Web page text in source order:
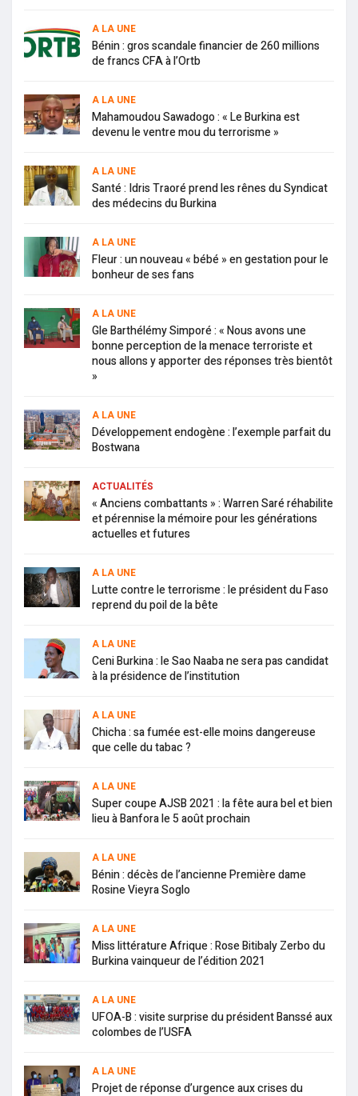
A LA UNE
Bénin : gros scandale financier de 260 millions
de francs CFA à l’Ortb
A LA UNE
Mahamoudou Sawadogo : « Le Burkina est
devenu le ventre mou du terrorisme »
A LA UNE
Santé : Idris Traoré prend les rênes du Syndicat
des médecins du Burkina
A LA UNE
Fleur : un nouveau « bébé » en gestation pour le
bonheur de ses fans
A LA UNE
Gle Barthélémy Simporé : « Nous avons une
bonne perception de la menace terroriste et
nous allons y apporter des réponses très bientôt
»
A LA UNE
Développement endogène : l’exemple parfait du
Bostwana
ACTUALITÉS
« Anciens combattants » : Warren Saré réhabilite
et pérennise la mémoire pour les générations
actuelles et futures
A LA UNE
Lutte contre le terrorisme : le président du Faso
reprend du poil de la bête
A LA UNE
Ceni Burkina : le Sao Naaba ne sera pas candidat
à la présidence de l’institution
A LA UNE
Chicha : sa fumée est-elle moins dangereuse
que celle du tabac ?
A LA UNE
Super coupe AJSB 2021 : la fête aura bel et bien
lieu à Banfora le 5 août prochain
A LA UNE
Bénin : décès de l’ancienne Première dame
Rosine Vieyra Soglo
A LA UNE
Miss littérature Afrique : Rose Bitibaly Zerbo du
Burkina vainqueur de l’édition 2021
A LA UNE
UFOA-B : visite surprise du président Banssé aux
colombes de l’USFA
A LA UNE
Projet de réponse d’urgence aux crises du